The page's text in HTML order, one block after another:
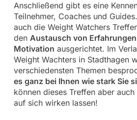
Anschließend gibt es eine
Teilnehmer, Coaches und
auch die Weight Watchers
den Austausch von
Motivation ausgerichtet. Im
Weight Wachters in Stadthagen
verschiedensten Themen
es ganz bei Ihnen wie stark Sie
können dieses Treffen aber
auf sich wirken lassen!